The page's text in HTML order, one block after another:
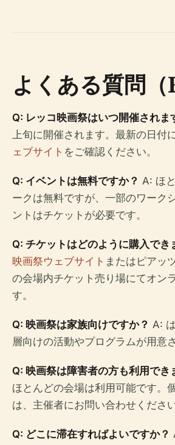
よくある質問（
Q: レッコ映画祭はいつ開催されま
上旬に開催されます。最新の日付
ェブサイト をご確認ください。
Q: イベントは無料ですか？ A: ほ
ークは無料ですが、一部のワーク
ントはチケットが必要です。
Q: チケットはどのように購入でき
映画祭ウェブサイト またはピアッ
の会場内チケット売り場にてオン
す。
Q: 映画祭は家族向けですか？ A:
層向けの活動やプログラムが用意
Q: 映画祭は障害者の方も利用でき
ほとんどの会場は利用可能です。
は、主催者にお問い合わせください
Q: どこに滞在すればよいですか？